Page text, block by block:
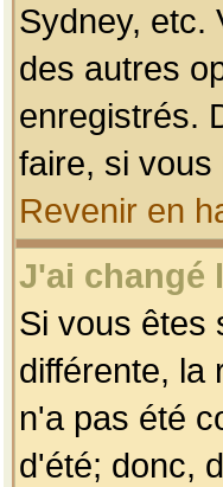
Sydney, etc.
des autres
enregistrés.
faire, si vous
Revenir en
J'ai changé
Si vous êtes
différente, la
n'a pas été
d'été; donc,